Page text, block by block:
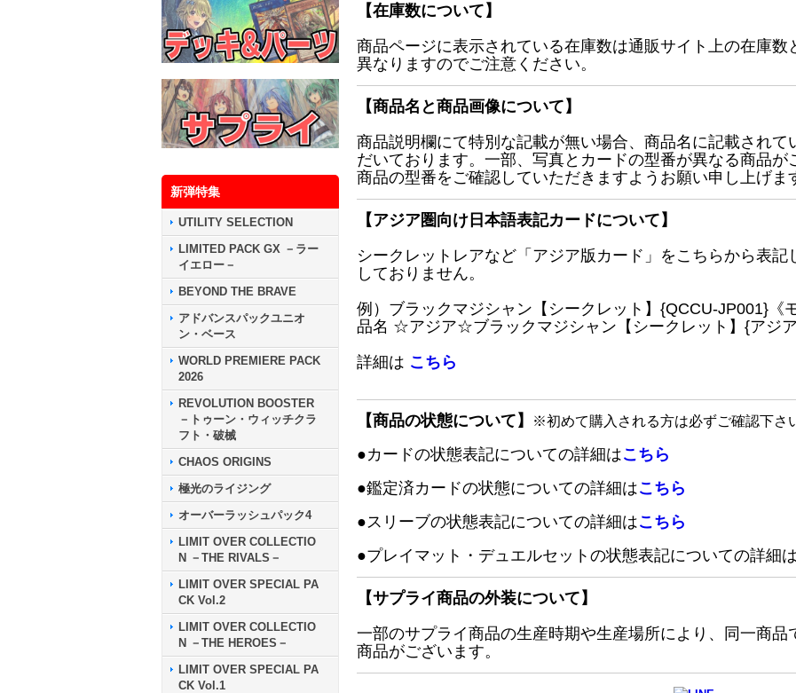
新弾特集
UTILITY SELECTION
LIMITED PACK GX －ラー
イエロー－
BEYOND THE BRAVE
アドバンスパックユニオ
ン・ベース
WORLD PREMIERE PACK
2026
REVOLUTION BOOSTER
－トゥーン・ウィッチクラ
フト・破械
CHAOS ORIGINS
極光のライジング
オーバーラッシュパック4
LIMIT OVER COLLECTIO
N －THE RIVALS－
LIMIT OVER SPECIAL PA
CK Vol.2
LIMIT OVER COLLECTIO
N －THE HEROES－
LIMIT OVER SPECIAL PA
CK Vol.1
【在庫数について】
商品ページに表示されている在庫数は通販サイト上の在庫
異なりますのでご注意ください。
【商品名と商品画像について】
商品説明欄にて特別な記載が無い場合、商品名に記載されて
だいております。一部、写真とカードの型番が異なる商品
商品の型番をご確認していただきますようお願い申し上げま
【アジア圏向け日本語表記カードについて】
シークレットレアなど「アジア版カード」をこちらから表記
しておりません。
例）ブラックマジシャン【シークレット】{QCCU-JP001}《
品名 ☆アジア☆ブラックマジシャン【シークレット】{アジア
詳細は こちら
【商品の状態について】 ※初めて購入される方は必ずご確認下さ
●カードの状態表記についての詳細はこちら
●鑑定済カードの状態についての詳細はこちら
●スリーブの状態表記についての詳細はこちら
●プレイマット・デュエルセットの状態表記についての詳細は
【サプライ商品の外装について】
一部のサプライ商品の生産時期や生産場所により、同一商品
商品がございます。